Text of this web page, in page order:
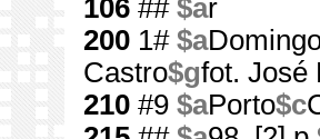
106## $ar
2001# $a
Castro$gfot. José
210#9 $aPorto$c